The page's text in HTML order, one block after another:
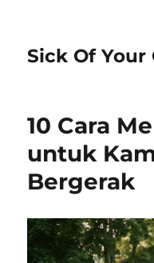
Sick Of Your
10 Cara
untuk
Bergerak